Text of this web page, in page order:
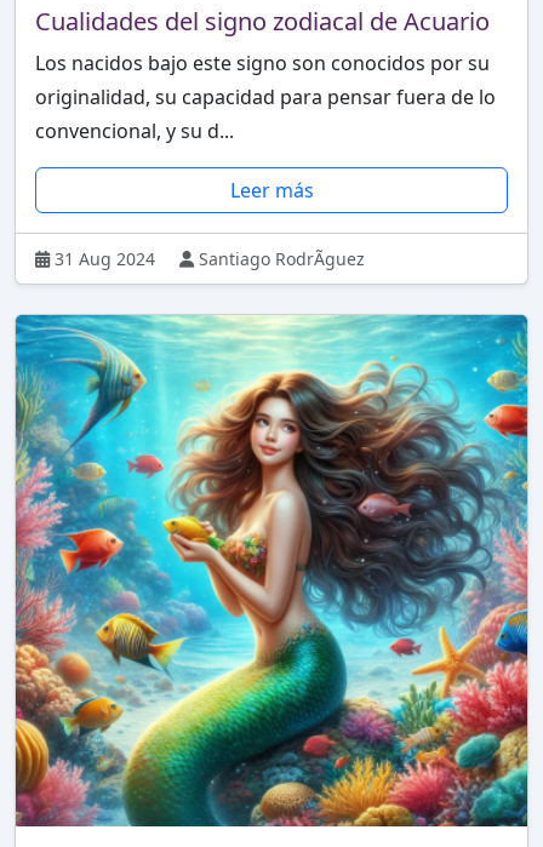
Cualidades del signo zodiacal de Acuario
Los nacidos bajo este signo son conocidos por su
originalidad, su capacidad para pensar fuera de lo
convencional, y su d...
Leer más
31 Aug 2024 Santiago RodrÃ­guez